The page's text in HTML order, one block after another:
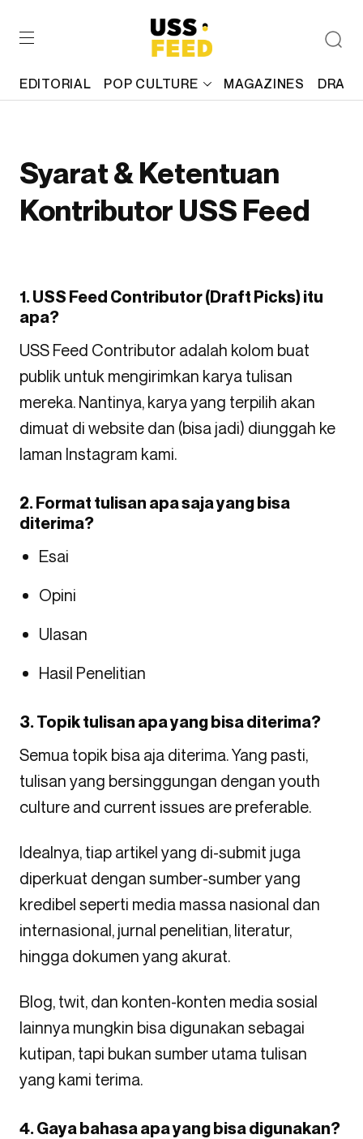
EDITORIAL POP CULTURE MAGAZINES
Syarat & Ketentuan
Kontributor USS Feed
1. USS Feed Contributor (Draft Picks) itu
apa?
USS Feed Contributor adalah kolom buat
publik untuk mengirimkan karya tulisan
mereka. Nantinya, karya yang terpilih akan
dimuat di website dan (bisa jadi) diunggah ke
laman Instagram kami.
2. Format tulisan apa saja yang bisa
diterima?
Esai
Opini
Ulasan
Hasil Penelitian
3. Topik tulisan apa yang bisa diterima?
Semua topik bisa aja diterima. Yang pasti,
tulisan yang bersinggungan dengan youth
culture and current issues are preferable.
Idealnya, tiap artikel yang di-submit juga
diperkuat dengan sumber-sumber yang
kredibel seperti media massa nasional dan
internasional, jurnal penelitian, literatur,
hingga dokumen yang akurat.
Blog, twit, dan konten-konten media sosial
lainnya mungkin bisa digunakan sebagai
kutipan, tapi bukan sumber utama tulisan
yang kami terima.
4. Gaya bahasa apa yang bisa digunakan?